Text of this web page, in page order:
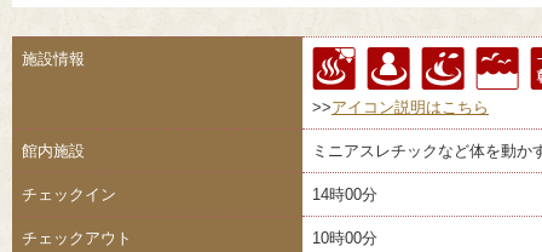
施設情報
>>アイコン説明はこちら
館内施設 ミニアスレチックなど体を動
チェックイン 14時00分
チェックアウト 10時00分